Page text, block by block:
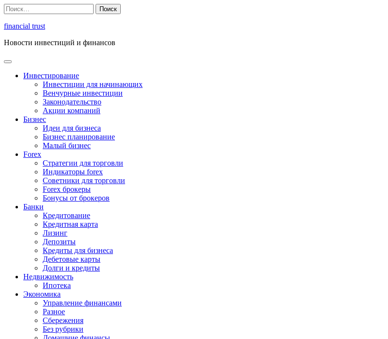
Перейти
к
содержимому
Найти:
financial trust
Новости инвестиций и финансов
Инвестирование
Инвестиции для начинающих
Венчурные инвестиции
Законодательство
Акции компаний
Бизнес
Идеи для бизнеса
Бизнес планирование
Малый бизнес
Forex
Стратегии для торговли
Индикаторы forex
Советники для торговли
Forex брокеры
Бонусы от брокеров
Банки
Кредитование
Кредитная карта
Лизинг
Депозиты
Кредиты для бизнеса
Дебетовые карты
Долги и кредиты
Недвижимость
Ипотека
Экономика
Управление финансами
Разное
Сбережения
Без рубрики